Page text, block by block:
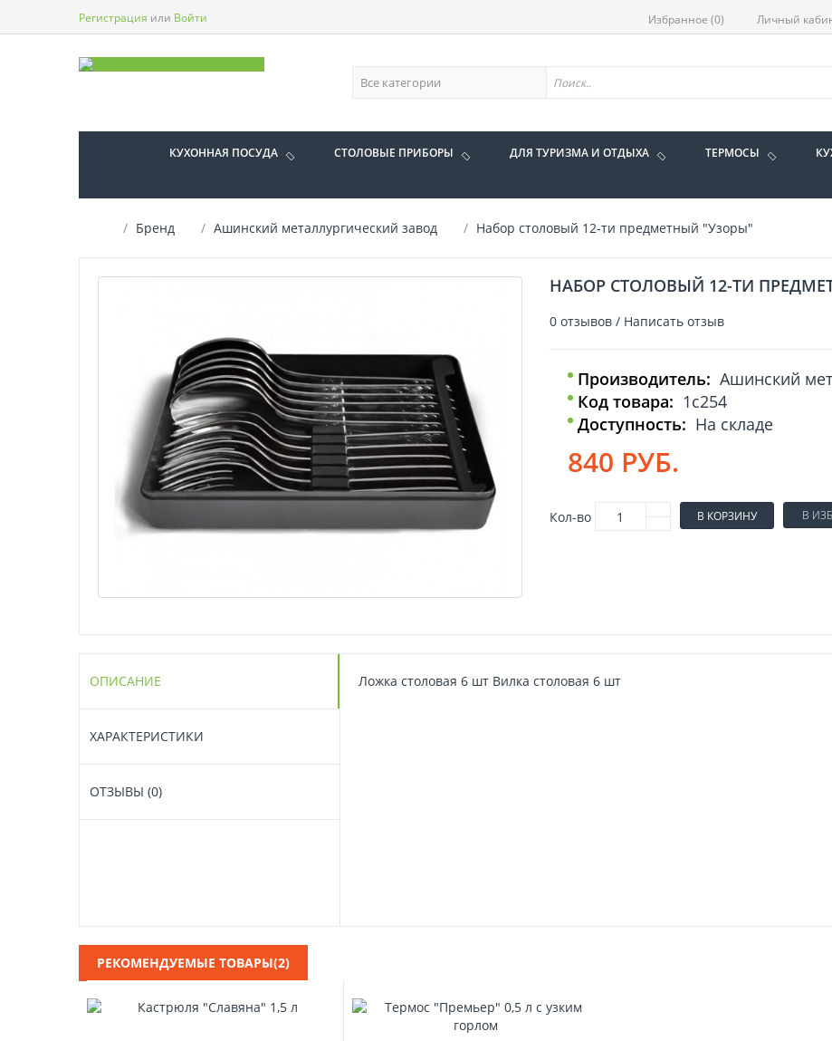
Регистрация или Войти Избранное (0) Личный
КУХОННАЯ ПОСУДА СТОЛОВЫЕ ПРИБОРЫ ДЛЯ ТУРИЗМА И ОТДЫХА ТЕРМОСЫ
Бренд Ашинский металлургический завод Набор столовый 12-ти предметный "Узоры"
НАБОР СТОЛОВЫЙ 12-ТИ
0 отзывов/ Написать отзыв
Производитель: Ашинский
Код товара: 1с254
Доступность: На складе
840 РУБ.
Кол-во В КОРЗИНУ В
ОПИСАНИЕ
ХАРАКТЕРИСТИКИ
ОТЗЫВЫ (0)
Ложка столовая 6 шт Вилка столовая 6 шт
РЕКОМЕНДУЕМЫЕ ТОВАРЫ(2)